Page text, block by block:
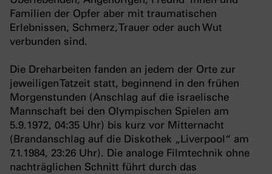
Familien der Opfer aber mit traumatischen
Erlebnissen, Schmerz, Trauer oder auch Wut
verbunden sind.
Die Dreharbeiten fanden an jedem der Orte zur
jeweiligen Tatzeit statt, beginnend in den frühen
Morgenstunden (Anschlag auf die israelische
Mannschaft bei den Olympischen Spielen am
5.9.1972, 04:35 Uhr) bis kurz vor Mitternacht
(Brandanschlag auf die Diskothek „Liverpool“ am
7.1.1984, 23:26 Uhr). Die analoge Filmtechnik ohne
nachträglichen Schnitt führt durch das